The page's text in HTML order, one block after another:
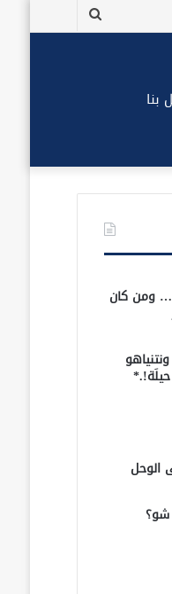
بحث
بنا
ومن كان
الوحل
شو؟